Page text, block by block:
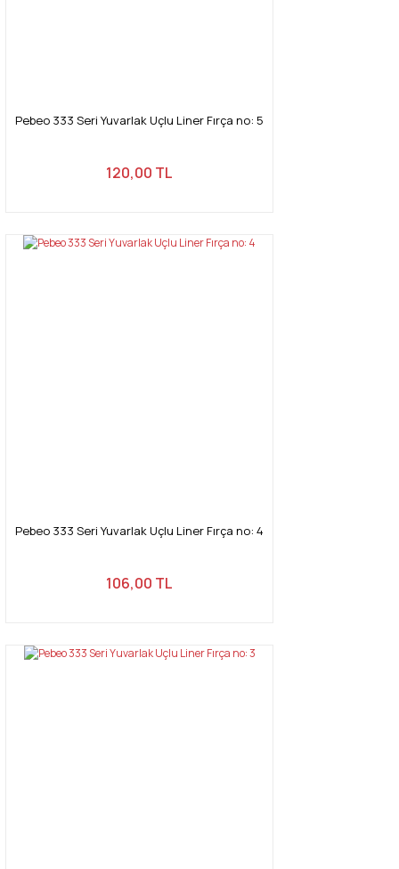
Pebeo 333 Seri Yuvarlak Uçlu Liner Fırça no: 5
120,00 TL
Pebeo 333 Seri Yuvarlak Uçlu Liner Fırça no: 4
106,00 TL